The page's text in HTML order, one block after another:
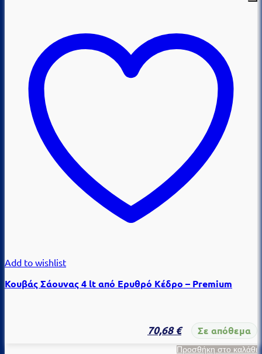
Add to wishlist
Κουβάς Σάουνας 4 lt από Ερυθρό Κέδρο – Premium
70,68€ Σε απόθεμα
Προσθήκη στο καλάθι